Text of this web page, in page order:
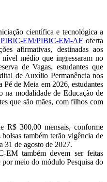
científica e tecnológica a
PIBIC-EM/PIBIC-EM-AF oferta
afirmativas, destinadas aos
médio que ingressaram no
de Vagas, estudantes que
de Auxílio Permanência nos
de Meia em 2026, estudantes
na modalidade de Educação de
que são mães, com filhos com
300,00 mensais, conforme
também terão vigência de
31 de agosto de 2027.
EM também devem ser feitas
meio do módulo Pesquisa do